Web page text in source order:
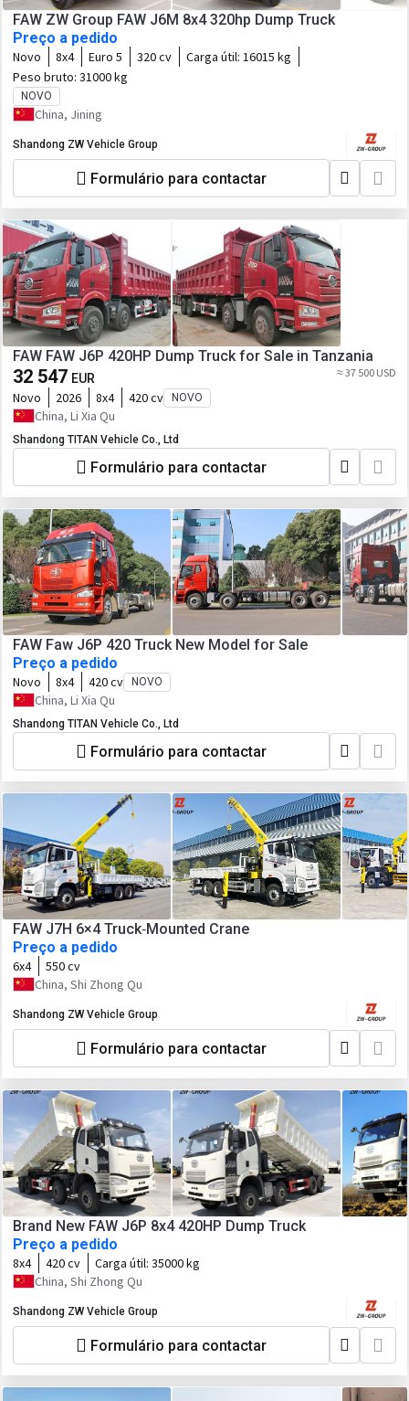
FAW ZW Group FAW J6M 8x4 320hp Dump Truck
Preço a pedido
Novo 8x4 Euro 5 320 cv Carga útil: 16015 kg
Peso bruto: 31000 kg
NOVO
China, Jining
Shandong ZW Vehicle Group
Formulário para contactar
FAW FAW J6P 420HP Dump Truck for Sale in Tanzania
32 547 EUR ≈ 37 500 USD
Novo 2026 8x4 420 cv NOVO
China, Li Xia Qu
Shandong TITAN Vehicle Co., Ltd
Formulário para contactar
FAW Faw J6P 420 Truck New Model for Sale
Preço a pedido
Novo 8x4 420 cv NOVO
China, Li Xia Qu
Shandong TITAN Vehicle Co., Ltd
Formulário para contactar
FAW J7H 6×4 Truck‑Mounted Crane
Preço a pedido
6x4
550 cv
China, Shi Zhong Qu
Shandong ZW Vehicle Group
Formulário para contactar
Brand New FAW J6P 8x4 420HP Dump Truck
Preço a pedido
8x4 420 cv Carga útil: 35000 kg
China, Shi Zhong Qu
Shandong ZW Vehicle Group
Formulário para contactar